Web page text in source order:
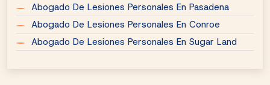
Abogado De Lesiones Personales En Pasadena
Abogado De Lesiones Personales En Conroe
Abogado De Lesiones Personales En Sugar Land